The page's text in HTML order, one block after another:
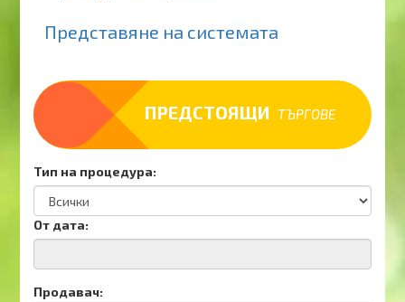
Представяне на системата
ПРЕДСТОЯЩИ ТЪРГОВЕ
Тип на процедура:
От дата:
Продавач: